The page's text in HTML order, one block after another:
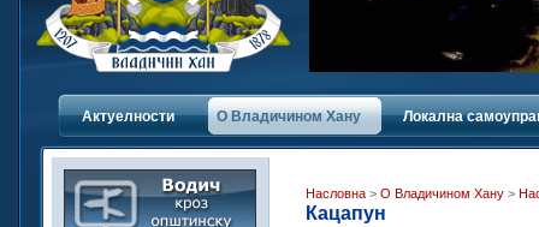
Актуелности О Владичинoм Хану Локална
Насловна > О Владичинoм Хану >
Кацапун